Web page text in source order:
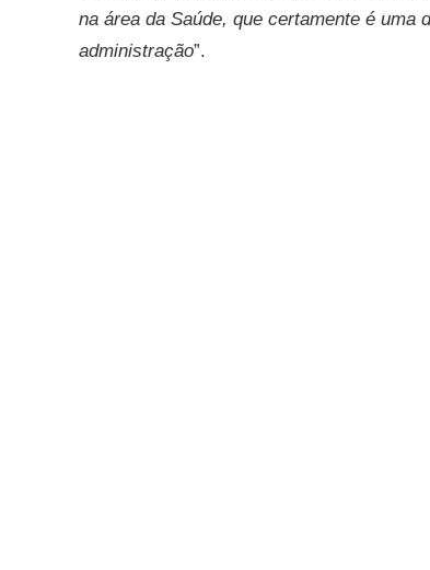
na área da Saúde, que certamente é uma
administração”.